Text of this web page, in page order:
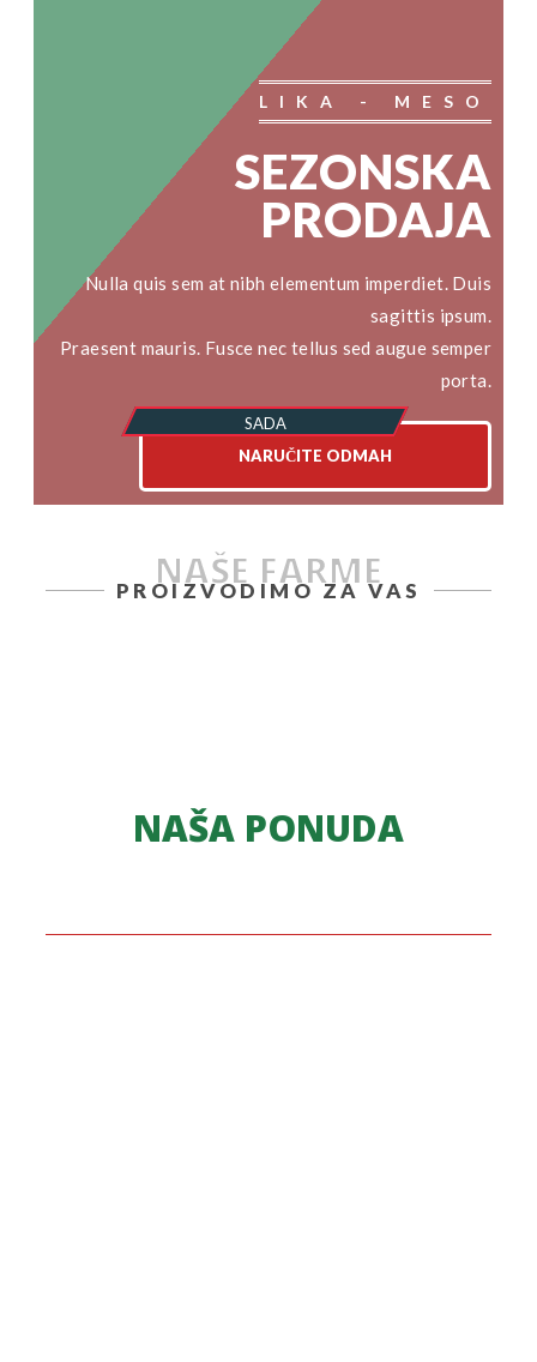
LIKA - MESO
SEZONSKA
PRODAJA
Nulla quis sem at nibh elementum imperdiet. Duis
sagittis ipsum.
Praesent mauris. Fusce nec tellus sed augue semper
porta.
NARUČITE ODMAH
NAŠE FARME
PROIZVODIMO ZA VAS
NAŠA PONUDA